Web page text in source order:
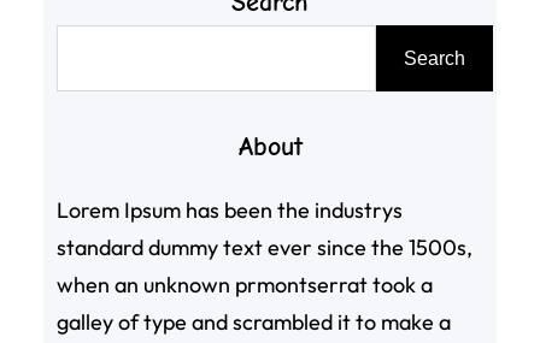
Search
About
Lorem Ipsum has been the industrys
standard dummy text ever since the 1500s,
when an unknown prmontserrat took a
galley of type and scrambled it to make a